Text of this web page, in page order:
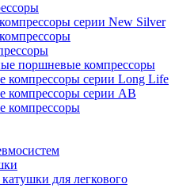
серии New Silver
поршневые компрессоры
компрессоры серии Long Life
компрессоры серии AB
компрессоры
для легкового